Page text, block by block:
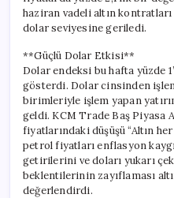
haziran vadeli altın kontratları
dolar seviyesine geriledi.
**Güçlü Dolar Etkisi**
Dolar endeksi bu hafta yüzde
gösterdi. Dolar cinsinden
birimleriyle işlem yapan
geldi. KCM Trade Baş Piyasa
fiyatlarındaki düşüşü “Altın
petrol fiyatları enflasyon
getirilerini ve doları yukarı
beklentilerinin zayıflaması
değerlendirdi.